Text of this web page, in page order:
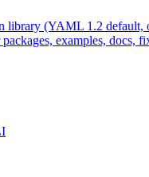
library (YAML 1.2 default,
examples, docs,